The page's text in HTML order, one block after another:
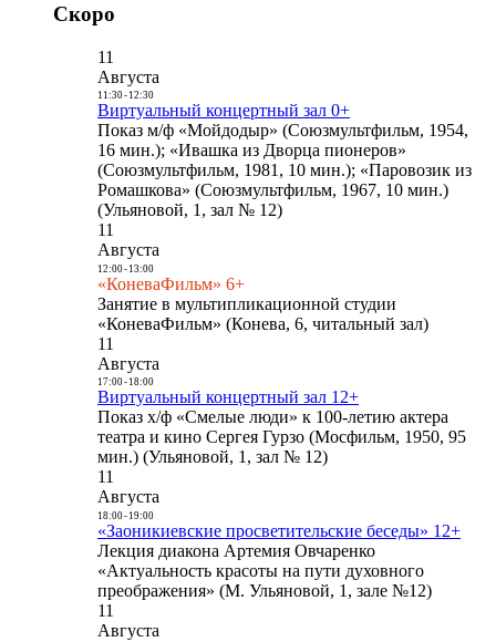
Скоро
11
Августа
11:30- 12:30
Виртуальный концертный зал 0+
Показ м/ф «Мойдодыр» (Союзмультфильм, 1954,
16 мин.); «Ивашка из Дворца пионеров»
(Союзмультфильм, 1981, 10 мин.); «Паровозик из
Ромашкова» (Союзмультфильм, 1967, 10 мин.)
(Ульяновой, 1, зал № 12)
11
Августа
12:00- 13:00
«КоневаФильм» 6+
Занятие в мультипликационной студии
«КоневаФильм» (Конева, 6, читальный зал)
11
Августа
17:00- 18:00
Виртуальный концертный зал 12+
Показ х/ф «Смелые люди» к 100-летию актера
театра и кино Сергея Гурзо (Мосфильм, 1950, 95
мин.) (Ульяновой, 1, зал № 12)
11
Августа
18:00- 19:00
«Заоникиевские просветительские беседы» 12+
Лекция диакона Артемия Овчаренко
«Актуальность красоты на пути духовного
преображения» (М. Ульяновой, 1, зале №12)
11
Августа